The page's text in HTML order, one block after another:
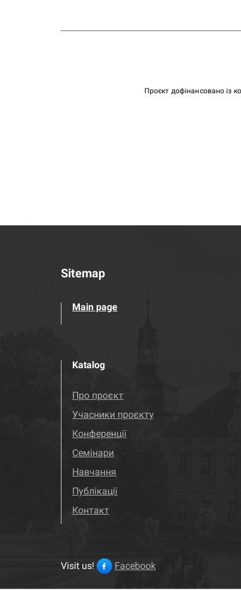
Проєкт дофінансовано із
Sitemap
Main page
Katalog
Про проєкт
Учасники проєкту
Конференції
Семінари
Навчання
Публікації
Контакт
Visit us! Facebook